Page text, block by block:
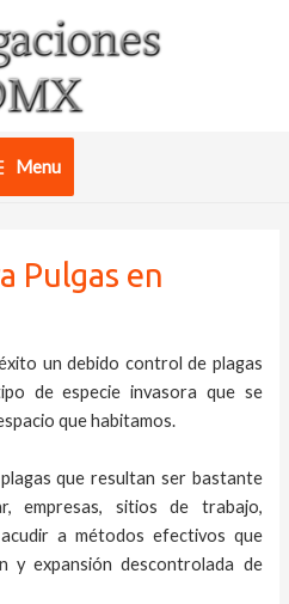
Menu
Pulgas en
un debido control de plagas
de especie invasora que se
que habitamos.
que resultan ser bastante
empresas, sitios de trabajo,
a métodos efectivos que
y expansión descontrolada de